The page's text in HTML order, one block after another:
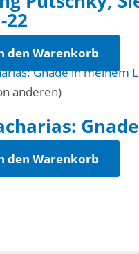
22
den Warenkorb
anderen)
den Warenkorb